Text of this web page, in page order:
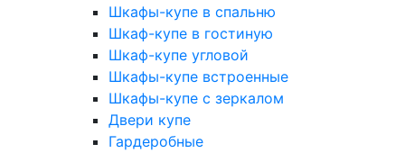
Шкафы-купе в спальню
Шкаф-купе в гостиную
Шкаф-купе угловой
Шкафы-купе встроенные
Шкафы-купе с зеркалом
Двери купе
Гардеробные